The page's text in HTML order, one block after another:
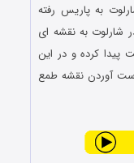
به پاریس رفته
شارلوت به نقشه ای
پیدا کرده و در این
دست آوردن نقشه طمع